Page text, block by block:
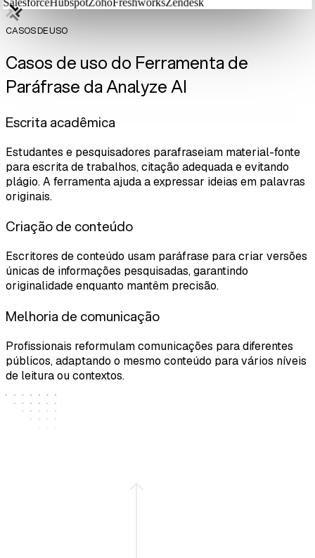
CASOS DE USO
Casos de uso do Ferramenta de
Paráfrase da Analyze AI
Escrita acadêmica
Estudantes e pesquisadores parafraseiam material-fonte
para escrita de trabalhos, citação adequada e evitando
plágio. A ferramenta ajuda a expressar ideias em palavras
originais.
Criação de conteúdo
Escritores de conteúdo usam paráfrase para criar versões
únicas de informações pesquisadas, garantindo
originalidade enquanto mantêm precisão.
Melhoria de comunicação
Profissionais reformulam comunicações para diferentes
públicos, adaptando o mesmo conteúdo para vários níveis
de leitura ou contextos.